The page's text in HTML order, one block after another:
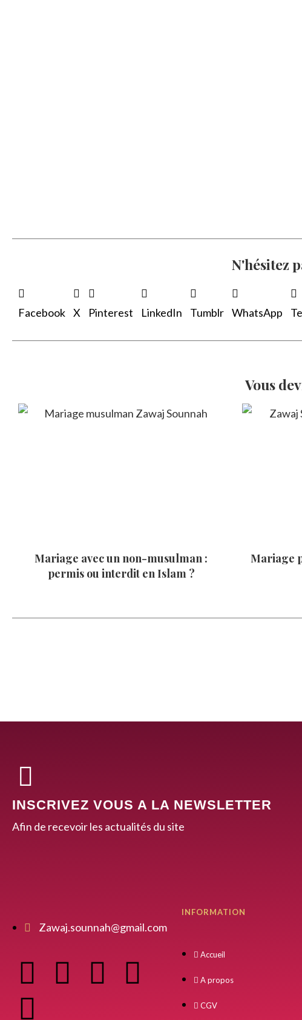
N'hésitez
Facebook X Pinterest LinkedIn Tumblr WhatsApp
Vous
Mariage avec un non-musulman :
permis ou interdit en Islam ?
Mariage
INSCRIVEZ VOUS A LA NEWSLETTER
Afin de recevoir les actualités du site
Zawaj.sounnah@gmail.com
INFORMATION
Accueil
A propos
CGV